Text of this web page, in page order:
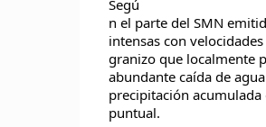
Segú
n el parte del SMN
intensas con
granizo que localmente
abundante caída de
precipitación
puntual.